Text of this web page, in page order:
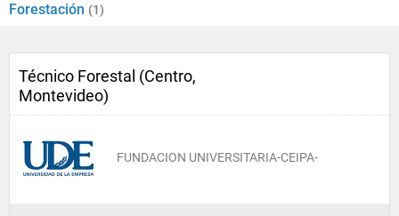
Forestación (1)
Técnico Forestal (Centro,
Montevideo)
FUNDACION UNIVERSITARIA-CEIPA-